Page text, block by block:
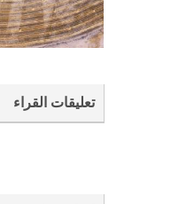
تعليقات القراء